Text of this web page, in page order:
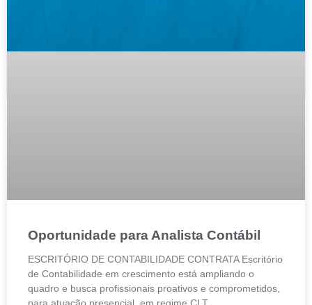
Oportunidade para Analista Contábil
ESCRITÓRIO DE CONTABILIDADE CONTRATA Escritório
de Contabilidade em crescimento está ampliando o
quadro e busca profissionais proativos e comprometidos,